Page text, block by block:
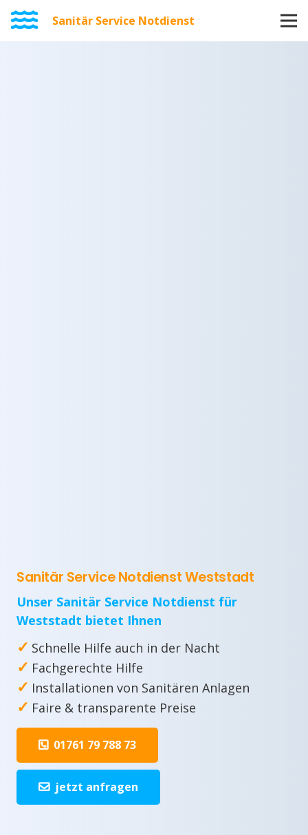
Sanitär Service Notdienst
Sanitär Service Notdienst Weststadt
Unser Sanitär Service Notdienst für
Weststadt bietet Ihnen
✓ Schnelle Hilfe auch in der Nacht
✓ Fachgerechte Hilfe
✓ Installationen von Sanitären Anlagen
✓ Faire & transparente Preise
01761 79 788 73
jetzt anfragen